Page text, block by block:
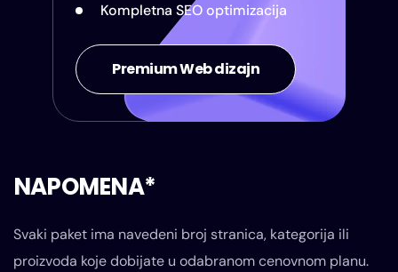
Kompletna SEO optimizacija
Premium Web dizajn
NAPOMENA*
Svaki paket ima navedeni broj stranica, kategorija ili
proizvoda koje dobijate u odabranom cenovnom planu.